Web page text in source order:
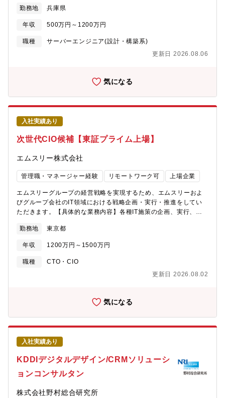
く向き合うことができる方
闘機に搭載する通信機器や電子戦システムなどを開発するプロジ
ェクトにおいて、プロジェクト全体を推進する役割を担っていま
す。その中でも共同開発を促進させるための開発体制構築、セキ
ュリティ及び国際認証対応などの規格検討、開発設計環境設計含
す。※ご経験・スキルに応じて、(1)(2)(3)のグループいずれかに
していく開発体制構築検討(2)開発制度設計共同開発を進めるため
のセキュリティ、国際規格などに準じた規則の制定、運営に関わ
るイギリス及びイタリアとの3ヵ国調整(3)設計環境の構築、製造
設備の構築セキュリティエリアの構築（サーバ・ネットワーク・
セキュリティ等のインフラ構築）、製造設備の構築【配属先情
報】■電子通信システム製作所 次期戦闘機開発部 企画推進課※
企画課と記載しておりますが、共同開発全体のマネジメントがメ
インであり、開発実務に関しては同部システム開発課が行いま
す。【採用背景】■次世代の戦闘機(次期戦闘機)開発を日本・イギ
リス・イタリアの3ヵ国で開発する事が2022年に防衛省より公表
され、2035年の導入が予定されています。当社は次期戦闘機に搭
載するミッションアビオニクスシステムの日本の代表企業に選定
され、イギリスとイタリアの代表企業と共同開発を進めていま
す。先代のF-2の日米共同開発は機体の共同開発でしたが、今回は
アビオニクスも含んだ日英伊との共同開発であり、日本史上初の
の最新鋭の戦闘機の開発事業を共に推進いただける方々を募集し
より、執務エリアが限定されているため基本的には出社での業務
となります。■出張について1～2か月に1回、1～2週間／回の出張
外赴任についてイギリスもしくはイタリアへ期限付きで海外赴任
に応じてメンバーを選定【三菱電機社の防衛事業について】■防衛
装備品の中では特に、レーダー、受信通信装置、指揮系統装置の
分野で、多くの実績を有しています。■2025年3月期は防衛システ
ムの事業規模拡大などが業績に寄与し、売上高、営業利益、税引
き前利益も過去最高。■超注力事業：2030年度に防衛システム事
業の売上高を6000億円以上、営業利益率を10％以上を目指してい
ます。■将来性◎・19~23年度の日本の中期防衛力整備計画は約
17.2兆円。これに対し23年度~27年度の防衛力整備計画は約43.5
兆円となっています。■海外から高く評価されており、納入実績も
セオン社：SPY-6艦載レーダーの構成品受注(2025年)【電子通信
勤務地 兵庫県
年収 500万円～1200万円
職種
サーバーエンジニア(設計・構築系)
更新日 2026.08.06
気になる
入社実績あり
次世代CIO候補【東証プライム上場】
エムスリー株式会社
管理職・マネージャー経験 リモートワーク可 上場企業
エムスリーグループの経営戦略を実現するため、エムスリーおよ
びグループ会社のIT領域における戦略企画・実行・推進をしてい
ただきます。【具体的な業務内容】各種IT施策の企画、実行、運
上・業務効率化戦略の策定・実行・評価・改善■IT基盤（ネットワ
ークを含めたインフラ）戦略の策定・実行・評価・改善■新規M&A
会社のITインフラ評価、PMIの実行■グループ各社におけるIT統制
の整備・運用支援【得られる経験・スキル】■役職による階層構造
ィアを直接経営層に提案し、施策展開することが可能です。■多様
グ・PMIを通して、様々なIT環境・ツールに触れることが可能で
す。■ビジネス部門やエンジニアリング部門など社内の優秀なメン
バーと協業する中で、論理的思考力やプロジェクト管理といった
ビジネススキルを向上させることが可能です。■意思決定や施策の
実行スピードが速く、急成長・急拡大を続けるエムスリーで、会
社経営のダイナミズムを実感できます。【所属部署】ITサービス
グループ■エムスリー本体のIT部門■国内グループ約40社に対して
IT戦略領域のコンサルティングを実施■グループ会社はITツールの
選定に対して裁量あり
勤務地 東京都
年収 1200万円～1500万円
職種
CTO・CIO
更新日 2026.08.02
気になる
入社実績あり
KDDIデジタルデザイン/CRMソリューシ
ョンコンサルタン
株式会社野村総合研究所